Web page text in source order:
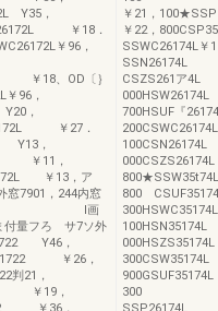
Y35，
￥18．
￥96，
￥18、OD〔｝
96，
，
￥27．
Y13，
￥11，
￥13，ア
7901，244内窓
lI I画
付量フろ サ7ソ外
Y46，
￥26，
21，
￥19，
￥21，
￥22，
SSWC26174L
SSN26174L
CSZS261ア4L
700HSUF『
800
300 「1